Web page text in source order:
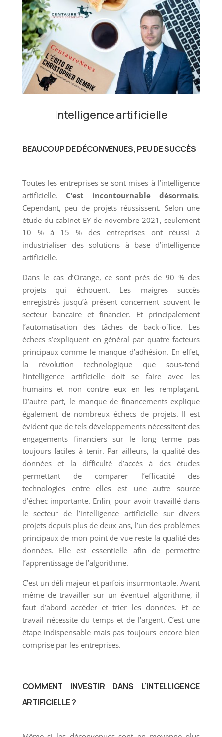
Intelligence artificielle
BEAUCOUP DE DÉCONVENUES, PEU DE SUCCÈS
Toutes les entreprises se sont mises à l’intelligence
artificielle. C’est incontournable désormais.
Cependant, peu de projets réussissent. Selon une
étude du cabinet EY de novembre 2021, seulement
10 % à 15 % des entreprises ont réussi à
industrialiser des solutions à base d’intelligence
artificielle.
Dans le cas d’Orange, ce sont près de 90 % des
projets qui échouent. Les maigres succès
enregistrés jusqu’à présent concernent souvent le
secteur bancaire et financier. Et principalement
l’automatisation des tâches de back-office. Les
échecs s’expliquent en général par quatre facteurs
principaux comme le manque d’adhésion. En effet,
la révolution technologique que sous-tend
l’intelligence artificielle doit se faire avec les
humains et non contre eux en les remplaçant.
D’autre part, le manque de financements explique
également de nombreux échecs de projets. Il est
évident que de tels développements nécessitent des
engagements financiers sur le long terme pas
toujours faciles à tenir. Par ailleurs, la qualité des
données et la difficulté d’accès à des études
permettant de comparer l’efficacité des
technologies entre elles est une autre source
d’échec importante. Enfin, pour avoir travaillé dans
le secteur de l’intelligence artificielle sur divers
projets depuis plus de deux ans, l’un des problèmes
principaux de mon point de vue reste la qualité des
données. Elle est essentielle afin de permettre
l’apprentissage de l’algorithme.
C’est un défi majeur et parfois insurmontable. Avant
même de travailler sur un éventuel algorithme, il
faut d’abord accéder et trier les données. Et ce
travail nécessite du temps et de l’argent. C’est une
étape indispensable mais pas toujours encore bien
comprise par les entreprises.
COMMENT INVESTIR DANS L’INTELLIGENCE
ARTIFICIELLE ?